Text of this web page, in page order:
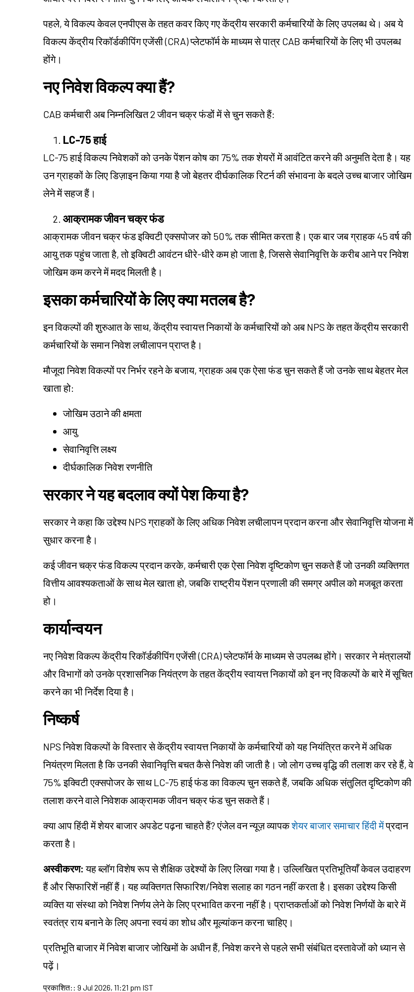
पहले, ये विकल्प केवल एनपीएस के तहत कवर किए गए केंद्रीय सरकारी कर्मचारियों के लिए उपलब्ध थे। अब ये
विकल्प केंद्रीय रिकॉर्डकीपिंग एजेंसी (CRA) प्लेटफॉर्म के माध्यम से पात्र CAB कर्मचारियों के लिए भी उपलब्ध
होंगे।
नए निवेश विकल्प क्या हैं?
CAB कर्मचारी अब निम्नलिखित 2 जीवन चक्र फंडों में से चुन सकते हैं:
LC-75 हाई
LC-75 हाई विकल्प निवेशकों को उनके पेंशन कोष का 75% तक शेयरों में आवंटित करने की अनुमति देता है। यह
उन ग्राहकों के लिए डिज़ाइन किया गया है जो बेहतर दीर्घकालिक रिटर्न की संभावना के बदले उच्च बाजार जोखिम
लेने में सहज हैं।
आक्रामक जीवन चक्र फंड
आक्रामक जीवन चक्र फंड इक्विटी एक्सपोजर को 50% तक सीमित करता है। एक बार जब ग्राहक 45 वर्ष की
आयु तक पहुंच जाता है, तो इक्विटी आवंटन धीरे-धीरे कम हो जाता है, जिससे सेवानिवृत्ति के करीब आने पर निवेश
जोखिम कम करने में मदद मिलती है।
इसका कर्मचारियों के लिए क्या मतलब है?
इन विकल्पों की शुरुआत के साथ, केंद्रीय स्वायत्त निकायों के कर्मचारियों को अब NPS के तहत केंद्रीय सरकारी
कर्मचारियों के समान निवेश लचीलापन प्राप्त है।
मौजूदा निवेश विकल्पों पर निर्भर रहने के बजाय, ग्राहक अब एक ऐसा फंड चुन सकते हैं जो उनके साथ बेहतर मेल
खाता हो:
जोखिम उठाने की क्षमता
आयु
सेवानिवृत्ति लक्ष्य
दीर्घकालिक निवेश रणनीति
सरकार ने यह बदलाव क्यों पेश किया है?
सरकार ने कहा कि उद्देश्य NPS ग्राहकों के लिए अधिक निवेश लचीलापन प्रदान करना और सेवानिवृत्ति योजना में
सुधार करना है।
कई जीवन चक्र फंड विकल्प प्रदान करके, कर्मचारी एक ऐसा निवेश दृष्टिकोण चुन सकते हैं जो उनकी व्यक्तिगत
वित्तीय आवश्यकताओं के साथ मेल खाता हो, जबकि राष्ट्रीय पेंशन प्रणाली की समग्र अपील को मजबूत करता
हो।
कार्यान्वयन
नए निवेश विकल्प केंद्रीय रिकॉर्डकीपिंग एजेंसी (CRA) प्लेटफॉर्म के माध्यम से उपलब्ध होंगे। सरकार ने मंत्रालयों
और विभागों को उनके प्रशासनिक नियंत्रण के तहत केंद्रीय स्वायत्त निकायों को इन नए विकल्पों के बारे में सूचित
करने का भी निर्देश दिया है।
निष्कर्ष
NPS निवेश विकल्पों के विस्तार से केंद्रीय स्वायत्त निकायों के कर्मचारियों को यह नियंत्रित करने में अधिक
नियंत्रण मिलता है कि उनकी सेवानिवृत्ति बचत कैसे निवेश की जाती है। जो लोग उच्च वृद्धि की तलाश कर रहे हैं, वे
75% इक्विटी एक्सपोजर के साथ LC-75 हाई फंड का विकल्प चुन सकते हैं, जबकि अधिक संतुलित दृष्टिकोण की
तलाश करने वाले निवेशक आक्रामक जीवन चक्र फंड चुन सकते हैं।
क्या आप हिंदी में शेयर बाजार अपडेट पढ़ना चाहते हैं? एंजेल वन न्यूज़ व्यापकशेयर बाजार समाचार हिंदी मेंप्रदान
करता है।
अस्वीकरण: यह ब्लॉग विशेष रूप से शैक्षिक उद्देश्यों के लिए लिखा गया है। उल्लिखित प्रतिभूतियाँ केवल उदाहरण
हैं और सिफारिशें नहीं हैं। यह व्यक्तिगत सिफारिश/निवेश सलाह का गठन नहीं करता है। इसका उद्देश्य किसी
व्यक्ति या संस्था को निवेश निर्णय लेने के लिए प्रभावित करना नहीं है। प्राप्तकर्ताओं को निवेश निर्णयों के बारे में
स्वतंत्र राय बनाने के लिए अपना स्वयं का शोध और मूल्यांकन करना चाहिए।
प्रतिभूति बाजार में निवेश बाजार जोखिमों के अधीन हैं, निवेश करने से पहले सभी संबंधित दस्तावेजों को ध्यान से
पढ़ें।
प्रकाशित: : 9 Jul 2026, 11:21 pm IST